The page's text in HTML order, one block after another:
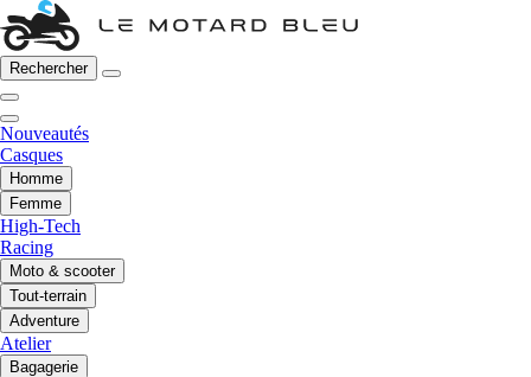
Rechercher
Nouveautés
Casques
Homme
Femme
High-Tech
Racing
Moto & scooter
Tout-terrain
Adventure
Atelier
Bagagerie